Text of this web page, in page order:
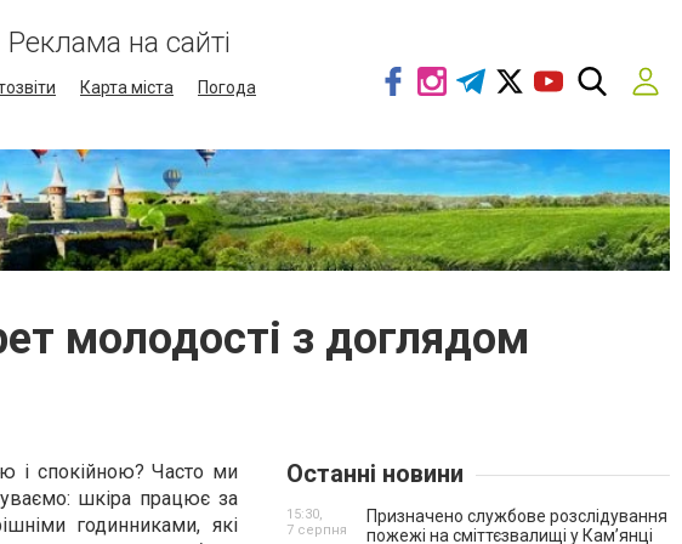
Реклама на сайті
Карта міста
Погода
молодості з доглядом
і спокійною? Часто ми
шкіра працює за
годинниками, які
Останні новини
Призначено службове розслідування
пожежі на сміттєзвалищі у Кам’янці
15:30,
7 серпня